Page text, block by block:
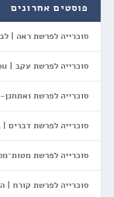
פוסטים אחרונים
סוכרייה לפרשת ראה |
סוכרייה לפרשת עקב | May the Force be with you
סוכרייה לפרשת
סוכרייה לפרשת דברים
סוכרייה לפרשת
סוכרייה לפרשת קורח |